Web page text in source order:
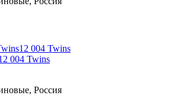
004 Twins
Россия